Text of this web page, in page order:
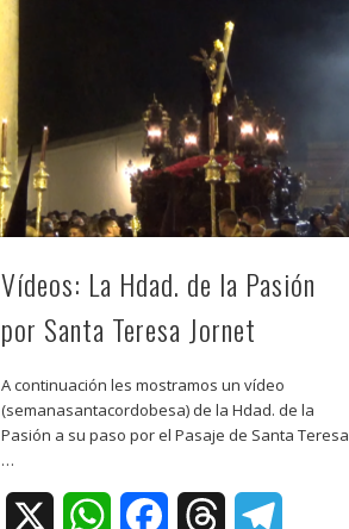
Vídeos: La Hdad. de la Pasión
por Santa Teresa Jornet
A continuación les mostramos un vídeo
(semanasantacordobesa) de la Hdad. de la
Pasión a su paso por el Pasaje de Santa Teresa
…
WhatsAppFacebookThreads